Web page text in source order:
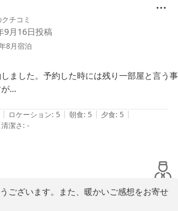
おります。
チコミ
9月16日投稿
8月宿泊
ました。予約した時には残り一部屋と言う事
風の影響でキャンセルされたとの事でした。
客と
打ち
の音
清潔感たっぷり　風呂は温泉で
情と笑顔が見れて良かったです。
| ロケーション: 5 | 朝食: 5 | 夕食: 5 |
清潔さ: -
ございます。また、暖かいご感想をお寄せ
上げます。これからも心を込めたおもてな